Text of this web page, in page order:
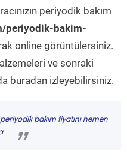
periyodik bakım
periyodik-bakim-
online görüntülersiniz.
ve sonraki
buradan izleyebilirsiniz.
bakım fiyatını hemen
”